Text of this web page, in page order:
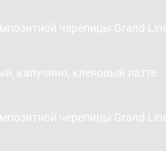
черепицы Grand
капучино, кленовый латте
черепицы Grand